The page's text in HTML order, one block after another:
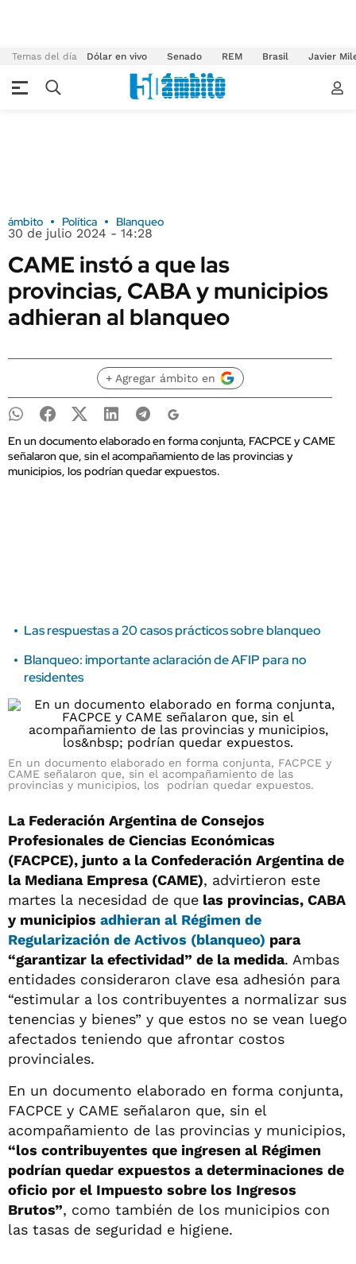
Temas del día Dólar en vivo Senado REM Brasil Javier
ámbito Política Blanqueo
30 de julio 2024 - 14:28
CAME instó a que las
provincias, CABA y municipios
adhieran al blanqueo
+ Agregar ámbito en
En un documento elaborado en forma conjunta, FACPCE y CAME
señalaron que, sin el acompañamiento de las provincias y
municipios, los podrían quedar expuestos.
Las respuestas a 20 casos prácticos sobre blanqueo
Blanqueo: importante aclaración de AFIP para no
residentes
En un documento elaborado en forma conjunta, FACPCE y
CAME señalaron que, sin el acompañamiento de las
provincias y municipios, los podrían quedar expuestos.
La Federación Argentina de Consejos
Profesionales de Ciencias Económicas
(FACPCE), junto a la Confederación Argentina de
la Mediana Empresa (CAME), advirtieron este
martes la necesidad de que las provincias, CABA
y municipios adhieran al Régimen de
Regularización de Activos (blanqueo) para
“garantizar la efectividad” de la medida. Ambas
entidades consideraron clave esa adhesión para
“estimular a los contribuyentes a normalizar sus
tenencias y bienes” y que estos no se vean luego
afectados teniendo que afrontar costos
provinciales.
En un documento elaborado en forma conjunta,
FACPCE y CAME señalaron que, sin el
acompañamiento de las provincias y municipios,
“los contribuyentes que ingresen al Régimen
podrían quedar expuestos a determinaciones de
oficio por el Impuesto sobre los Ingresos
Brutos”, como también de los municipios con
las tasas de seguridad e higiene.